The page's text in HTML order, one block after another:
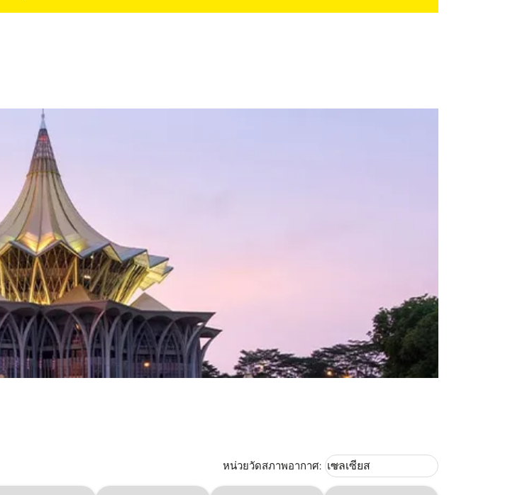
หน่วยวัดสภาพอากาศ: Weather unit option เซลเซียส
เซลเซียส
keyboard_arrow_down